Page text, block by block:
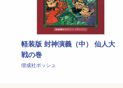
軽装版 封神演義（中） 仙人大
戦の巻
偕成社ポッシュ